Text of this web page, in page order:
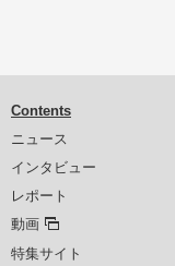
Contents
ニュース
インタビュー
レポート
動画
特集サイト